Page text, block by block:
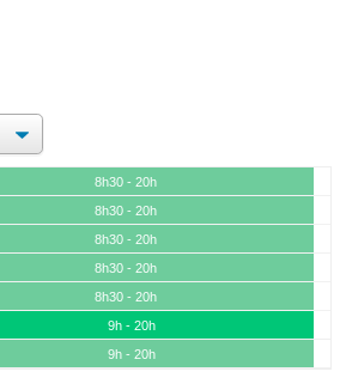
8h30 - 20h
8h30 - 20h
8h30 - 20h
8h30 - 20h
8h30 - 20h
9h - 20h
9h - 20h